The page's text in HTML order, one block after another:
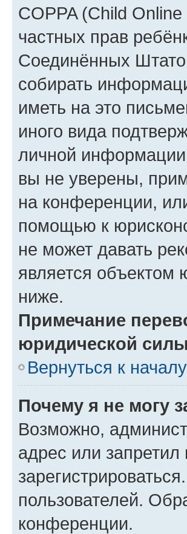
COPPA (Child
частных прав
Соединённых
собирать
иметь на это
иного вида
личной
вы не уверены,
на конференции,
помощью к
не может давать
является объектом
ниже.
Примечание
юридической
Вернуться к началу
Почему я не могу
Возможно,
адрес или
пользователей.
конференции.